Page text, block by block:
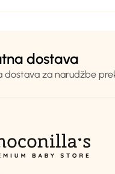
dostava
dostava za narudžbe